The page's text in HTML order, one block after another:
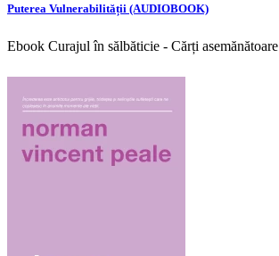
Puterea Vulnerabilității (AUDIOBOOK)
Ebook Curajul în sălbăticie - Cărți asemănătoare